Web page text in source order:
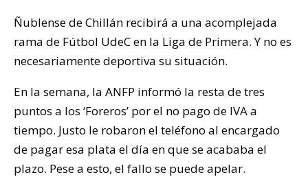
Ñublense de Chillán recibirá a una acomplejada
rama de Fútbol UdeC en la Liga de Primera. Y no es
necesariamente deportiva su situación.
En la semana, la ANFP informó la resta de tres
puntos a los ‘Foreros’ por el no pago de IVA a
tiempo. Justo le robaron el teléfono al encargado
de pagar esa plata el día en que se acababa el
plazo. Pese a esto, el fallo se puede apelar.